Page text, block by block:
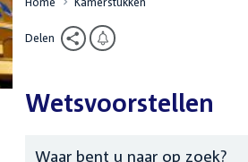
Delen
Wetsvoorstellen
Zoeken